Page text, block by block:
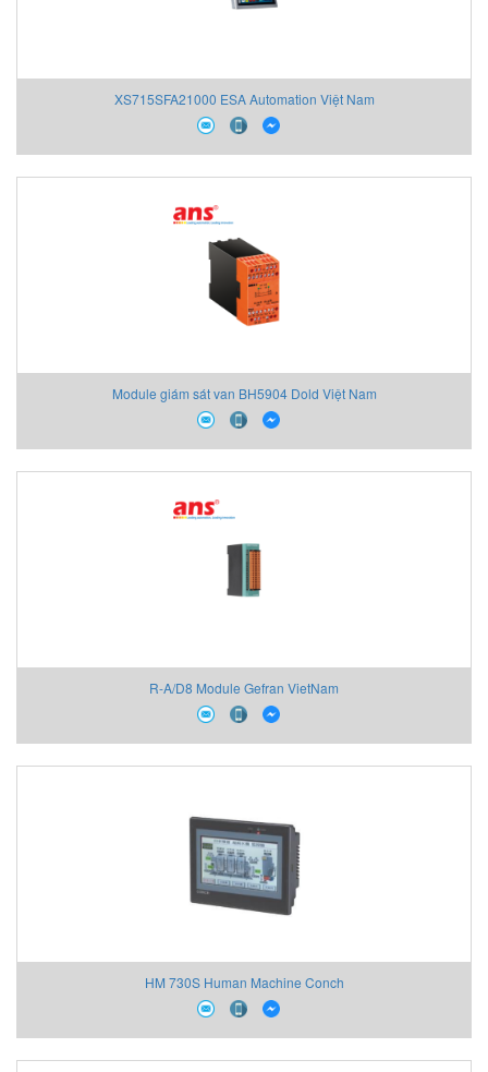
XS715SFA21000 ESA Automation Việt Nam
Module giám sát van BH5904 Dold Việt Nam
R-A/D8 Module Gefran VietNam
HM 730S Human Machine Conch